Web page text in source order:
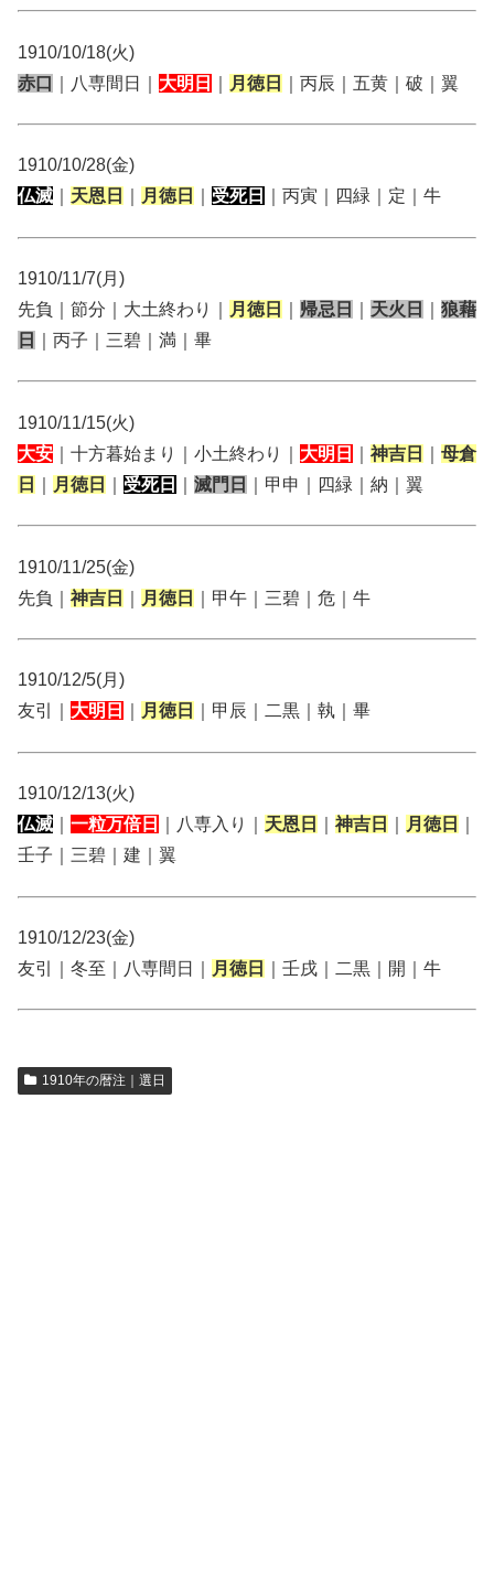
1910/10/18(火)
赤口
｜八専間日｜ 大明日 月徳日 ｜丙辰｜五黄｜破｜翼
1910/10/28(金)
仏滅
天恩日 月徳日 受死日 ｜丙寅｜四緑｜定｜牛
1910/11/7(月)
先負｜節分｜大土終わり｜
月徳日 帰忌日 天火日
狼藉
日
｜丙子｜三碧｜満｜畢
1910/11/15(火)
大安 ｜十方暮始まり｜小土終わり｜ 大明日 神吉日
母倉
日
月徳日 受死日 滅門日 ｜甲申｜四緑｜納｜翼
1910/11/25(金)
先負｜ 神吉日 月徳日 ｜甲午｜三碧｜危｜牛
1910/12/5(月)
友引｜ 大明日 月徳日 ｜甲辰｜二黒｜執｜畢
1910/12/13(火)
仏滅
一粒万倍日 ｜八専入り｜ 天恩日 神吉日 月徳日
壬子｜三碧｜建｜翼
1910/12/23(金)
友引｜冬至｜八専間日｜
月徳日 ｜壬戌｜二黒｜開｜牛
1910年の暦注｜選日